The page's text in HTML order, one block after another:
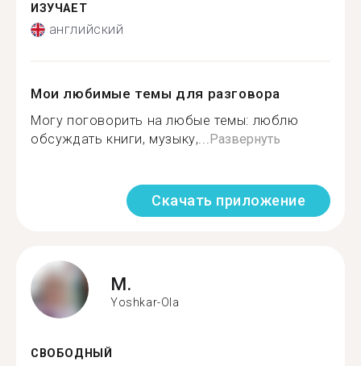
ИЗУЧАЕТ
английский
Мои любимые темы для разговора
Могу поговорить на любые темы: люблю
обсуждать книги, музыку,...Развернуть
Скачать приложение
M.
Yoshkar-Ola
СВОБОДНЫЙ